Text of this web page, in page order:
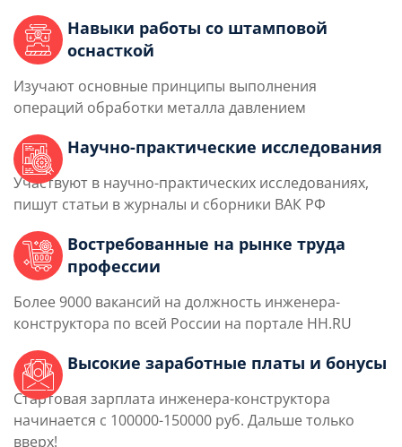
Навыки работы со штамповой
оснасткой
Изучают основные принципы выполнения
операций обработки металла давлением
Научно-практические исследования
Участвуют в научно-практических исследованиях,
пишут статьи в журналы и сборники ВАК РФ
Востребованные на рынке труда
профессии
Более 9000 вакансий на должность инженера-
конструктора по всей России на портале HH.RU
Высокие заработные платы и бонусы
Стартовая зарплата инженера-конструктора
начинается с 100000-150000 руб. Дальше только
вверх!